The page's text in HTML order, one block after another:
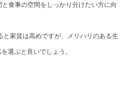
食事の空間をしっかり分けたい方に向
と家賃は高めですが、メリハリのある生
選ぶと良いでしょう。